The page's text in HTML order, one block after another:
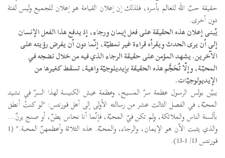
حقيقة حبّ الله للعالم بأسره، فلذلك إن إعلان القيامة هو إعلان للجميع وليس لفئة
دون أخرى.
يُبنى إعلان هذه الحقيقة على فعل إيمان ورجاء، إذ يدفع هذا الفعل الإنسان
إلى أن يرى الحدث ويقرأه قراءة غير نمطيّة، إنّما دون أن يفرض رؤيته على
الآخرين. يشهد المؤمن على حقيقة الرجاء الذي فيه من خلال نضجه في
المحبّة، وإلّا تُحَجَّم هذه الحقيقة بإيديلوجيّة واهية، تسقط كغيرها من
الإيديولوجيّات.
يبيّن بولس الرسول عظمة سرّ المسيح، وعظمة عيش الكنيسة لهذا السرّ في نشيد
المحبّة، في الفصل الثالث عشر من رسالته الأولى إلى أهل قورنتس: "لو كنتُ أنطق
بألسنة الناس والملائكة، ولم تكن فيّ المحبّة، فإنّما أنا نحاس يطنّ، أو صنج يرنّ...
والذي يثبت الآن هو الإيمان، والرجاء، والمحبّة. هذه الثلاثة وأعظمهنّ المحبة." (1
قورنتس 13/ 1-13).